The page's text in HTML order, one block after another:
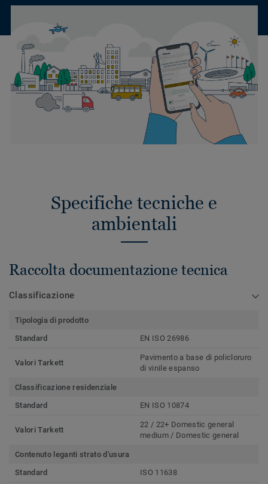
Specifiche tecniche e
ambientali
Raccolta documentazione tecnica
Classificazione
Tipologia di prodotto
Standard
EN ISO 26986
Valori Tarkett
Pavimento a base di policloruro
di vinile espanso
Classificazione residenziale
Standard
EN ISO 10874
Valori Tarkett
22 / 22+ Domestic general
medium / Domestic general
Contenuto leganti strato d'usura
Standard
ISO 11638